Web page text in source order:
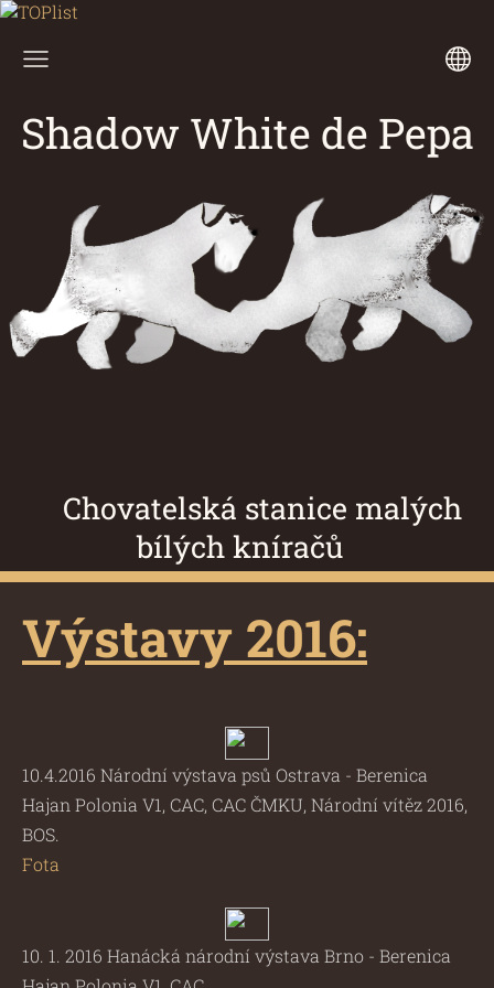
Shadow White de Pepa
Chovatelská stanice malých
bílých kníračů
Výstavy 2016:
10.4.2016 Národní výstava psů Ostrava - Berenica
Hajan Polonia V1, CAC, CAC ČMKU, Národní vítěz 2016,
BOS.
Fota
10. 1. 2016 Hanácká národní výstava Brno - Berenica